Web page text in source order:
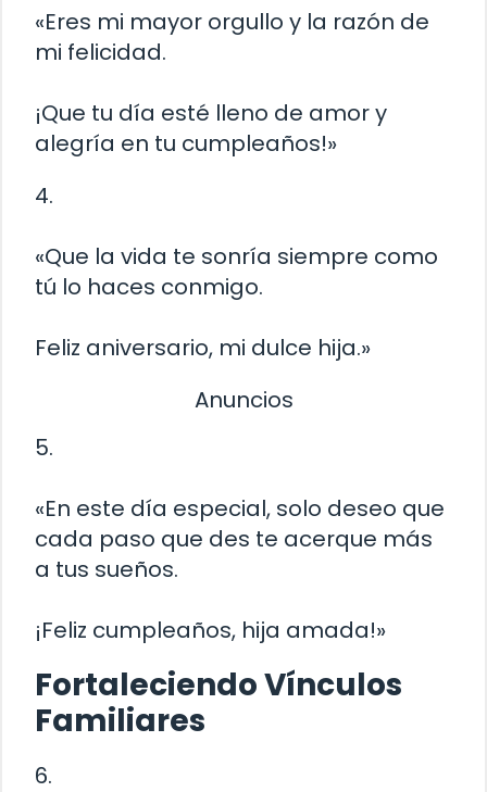
«Eres mi mayor orgullo y la razón de
mi felicidad.
¡Que tu día esté lleno de amor y
alegría en tu cumpleaños!»
4.
«Que la vida te sonría siempre como
tú lo haces conmigo.
Feliz aniversario, mi dulce hija.»
Anuncios
5.
«En este día especial, solo deseo que
cada paso que des te acerque más
a tus sueños.
¡Feliz cumpleaños, hija amada!»
Fortaleciendo Vínculos
Familiares
6.